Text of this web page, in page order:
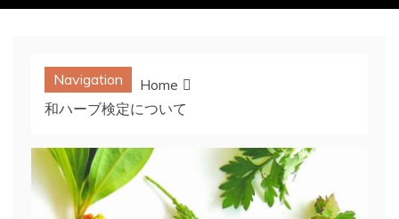
Navigation
Home
和ハーブ検定について